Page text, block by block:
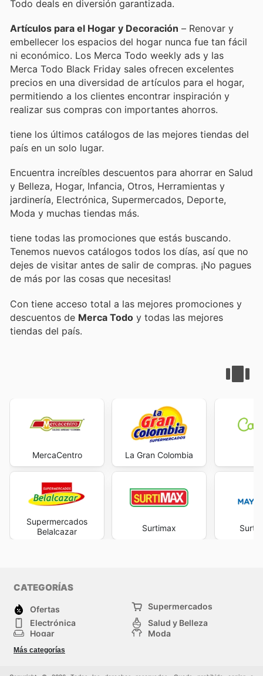
Todo deals en diversión garantizada.
Artículos para el Hogar y Decoración – Renovar y
embellecer los espacios del hogar nunca fue tan fácil
ni económico. Los Merca Todo weekly ads y las
Merca Todo Black Friday sales ofrecen excelentes
precios en una diversidad de artículos para el hogar,
permitiendo a los clientes encontrar inspiración y
realizar sus compras con importantes ahorros.
tiene los últimos catálogos de las mejores tiendas del
país en un solo lugar.
Encuentra increíbles descuentos para ahorrar en Salud
y Belleza, Hogar, Infancia, Otros, Herramientas y
jardinería, Electrónica, Supermercados, Deporte,
Moda y muchas tiendas más.
tiene todas las promociones que estás buscando.
Tenemos nuevos catálogos todos los días, así que no
dejes de visitar antes de salir de compras. ¡No pagues
de más por las cosas que necesitas!
Con tiene acceso total a las mejores promociones y
descuentos de Merca Todo y todas las mejores
tiendas del país.
MercaCentro
Supermercados
Belalcazar
La Gran Colombia
Surtimax
CATEGORÍAS
Ofertas
Supermercados
Electrónica
Salud y Belleza
Hogar
Moda
Herramientas y jardinería
Infancia
Más categorías